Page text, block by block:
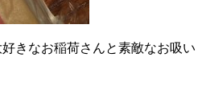
きなお稲荷さんと素敵なお吸い